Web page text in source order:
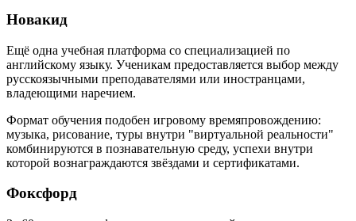
Новакид
Ещё одна учебная платформа со специализацией по
английскому языку. Ученикам предоставляется выбор между
русскоязычными преподавателями или иностранцами,
владеющими наречием.
Формат обучения подобен игровому времяпровождению:
музыка, рисование, туры внутри "виртуальной реальности"
комбинируются в познавательную среду, успехи внутри
которой вознаграждаются звёздами и сертификатами.
Фоксфорд